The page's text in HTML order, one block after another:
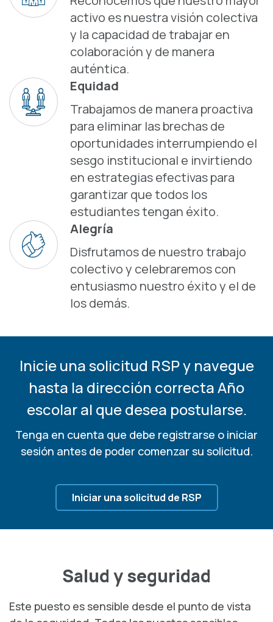
activo es nuestra visión colectiva
y la capacidad de trabajar en
colaboración y de manera
auténtica.
Equidad
Trabajamos de manera proactiva
para eliminar las brechas de
oportunidades interrumpiendo el
sesgo institucional e invirtiendo
en estrategias efectivas para
garantizar que todos los
estudiantes tengan éxito.
Alegría
Disfrutamos de nuestro trabajo
colectivo y celebraremos con
entusiasmo nuestro éxito y el de
los demás.
Inicie una solicitud RSP y navegue
hasta la dirección correctaAño
escolar al que desea postularse.
Tenga en cuenta que debe registrarse o iniciar
sesión antes de poder comenzar su solicitud.
Iniciar una solicitud de RSP
Salud y seguridad
Este puesto es sensible desde el punto de vista